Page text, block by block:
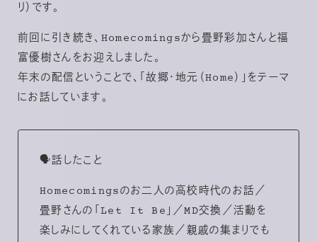
リ）です。
前回に引き続き、Homecomingsから畳野彩加さんと福
富優樹さんをお迎えしました。
年末の配信ということで、「故郷・地元（Home）」をテーマ
にお話しています。
🗣話したこと
Homecomingsのお二人の高校時代のお話／
畳野さんの「Let It Be」／MD交換／活動を
楽しみにしてくれている家族／親戚の集まりでも